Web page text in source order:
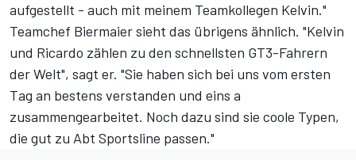
aufgestellt - auch mit meinem Teamkollegen Kelvin."
Teamchef Biermaier sieht das übrigens ähnlich. "Kelvin
und Ricardo zählen zu den schnellsten GT3-Fahrern
der Welt", sagt er. "Sie haben sich bei uns vom ersten
Tag an bestens verstanden und eins a
zusammengearbeitet. Noch dazu sind sie coole Typen,
die gut zu Abt Sportsline passen."